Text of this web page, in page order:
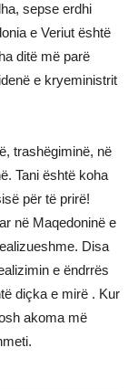
sepse erdhi
e Veriut është
ditë më parë
e kryeministrit
trashëgiminë, në
Tani është koha
për të prirë!
në Maqedoninë e
Disa
e ëndrrës
diçka e mirë . Kur
akoma më